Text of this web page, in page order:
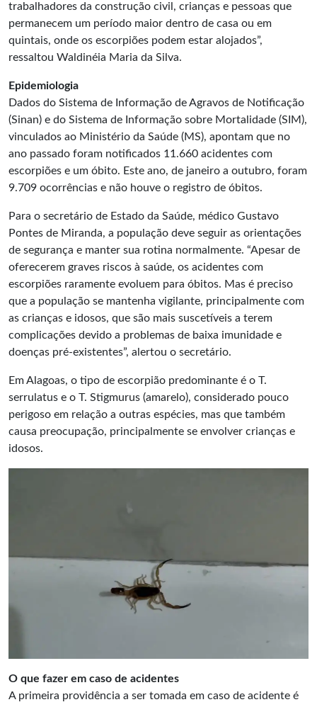
trabalhadores da construção civil, crianças e pessoas que
permanecem um período maior dentro de casa ou em
quintais, onde os escorpiões podem estar alojados”,
ressaltou Waldinéia Maria da Silva.
Epidemiologia
Dados do Sistema de Informação de Agravos de Notificação
(Sinan) e do Sistema de Informação sobre Mortalidade (SIM),
vinculados ao Ministério da Saúde (MS), apontam que no
ano passado foram notificados 11.660 acidentes com
escorpiões e um óbito. Este ano, de janeiro a outubro, foram
9.709 ocorrências e não houve o registro de óbitos.
Para o secretário de Estado da Saúde, médico Gustavo
Pontes de Miranda, a população deve seguir as orientações
de segurança e manter sua rotina normalmente. “Apesar de
oferecerem graves riscos à saúde, os acidentes com
escorpiões raramente evoluem para óbitos. Mas é preciso
que a população se mantenha vigilante, principalmente com
as crianças e idosos, que são mais suscetíveis a terem
complicações devido a problemas de baixa imunidade e
doenças pré-existentes”, alertou o secretário.
Em Alagoas, o tipo de escorpião predominante é o T.
serrulatus e o T. Stigmurus (amarelo), considerado pouco
perigoso em relação a outras espécies, mas que também
causa preocupação, principalmente se envolver crianças e
idosos.
O que fazer em caso de acidentes
A primeira providência a ser tomada em caso de acidente é